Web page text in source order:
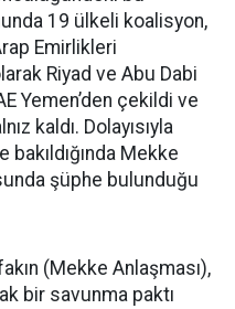
19 ülkeli koalisyon,
Emirlikleri
Riyad ve Abu Dabi
Yemen’den çekildi ve
kaldı. Dolayısıyla
Mekke
şüphe bulunduğu
(Mekke Anlaşması),
bir savunma paktı